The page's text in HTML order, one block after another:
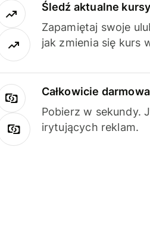
Śledź aktualne
Zapamiętaj swoje
jak zmienia się kurs
Całkowicie
Pobierz w sekundy.
irytujących reklam.